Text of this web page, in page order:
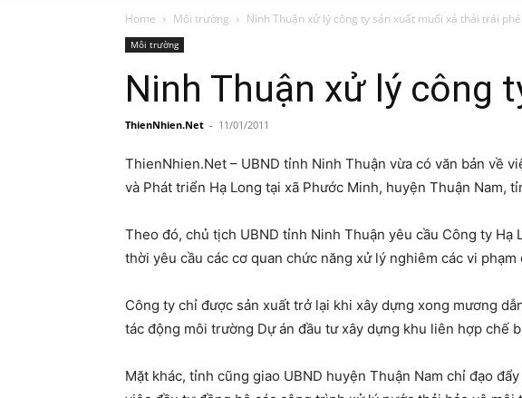
Home Môi trường Ninh Thuận xử lý công ty sản xuất muối xả thải trái
Môi trường
Ninh Thuận xử lý công
ThienNhien.Net - 11/01/2011
ThienNhien.Net – UBND tỉnh Ninh Thuận vừa có văn bản về
và Phát triển Hạ Long tại xã Phước Minh, huyện Thuận Nam,
Theo đó, chủ tịch UBND tỉnh Ninh Thuận yêu cầu Công ty
thời yêu cầu các cơ quan chức năng xử lý nghiêm các vi phạm
Công ty chỉ được sản xuất trở lại khi xây dựng xong mương
tác động môi trường Dự án đầu tư xây dựng khu liên hợp chế
Mặt khác, tỉnh cũng giao UBND huyện Thuận Nam chỉ đạo